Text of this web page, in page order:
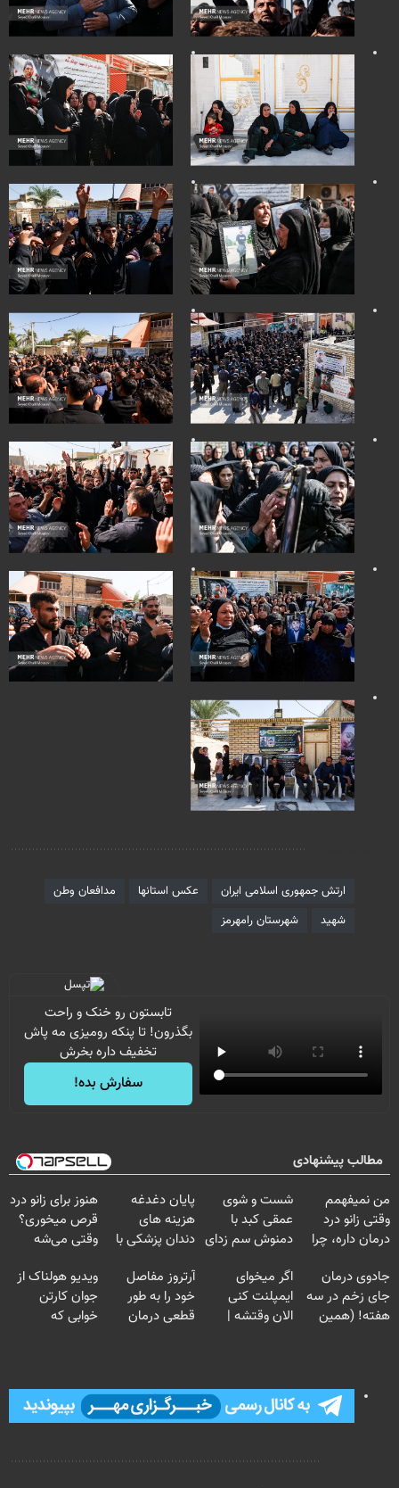
ارتش جمهوری اسلامی ایران عکس استانها
مدافعان وطن
شهید
شهرستان رامهرمز
تابستون رو خنک و راحت
بگذرون! تا پنکه رومیزی مه پاش
تخفیف داره بخرش
سفارش بده!
مطالب پیشنهادی
من نمیفهمم
وقتی زانو درد
درمان داره، چرا
تحمل میکنی؟❗
شست و شوی
عمقی کبد با
دمنوش سم زدای
پایان دغدغه
هزینه های
دندان پزشکی با
خانگی
هنوز برای زانو درد
قرص میخوری؟
وقتی می‌شه
درمانش کرد؟؟؟؟
جادوی درمان
جای زخم در سه
هفته! (همین
اگر میخوای
ایمپلنت کنی
الان وقتشه |
آرتروز مفاصل
خود را به طور
قطعی درمان
ویدیو هولناک از
جوان کارتن
خوابی که